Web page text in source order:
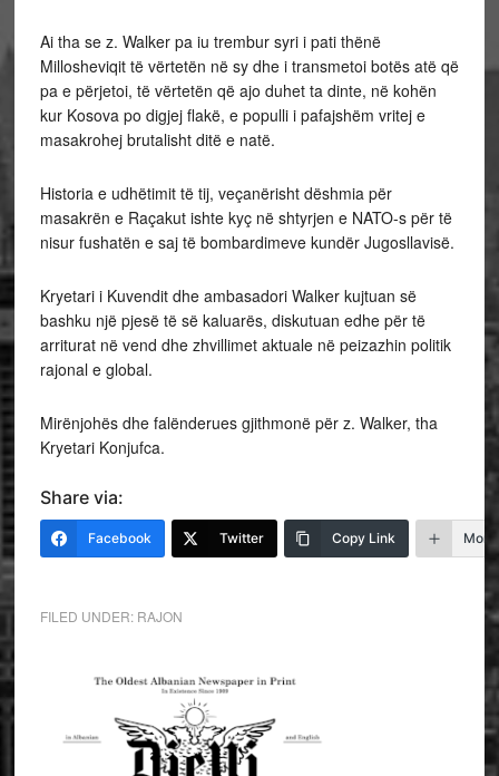
Ai tha se z. Walker pa iu trembur syri i pati thënë
Millosheviqit të vërtetën në sy dhe i transmetoi botës atë që
pa e përjetoi, të vërtetën që ajo duhet ta dinte, në kohën
kur Kosova po digjej flakë, e populli i pafajshëm vritej e
masakrohej brutalisht ditë e natë.
Historia e udhëtimit të tij, veçanërisht dëshmia për
masakrën e Raçakut ishte kyç në shtyrjen e NATO-s për të
nisur fushatën e saj të bombardimeve kundër Jugosllavisë.
Kryetari i Kuvendit dhe ambasadori Walker kujtuan së
bashku një pjesë të së kaluarës, diskutuan edhe për të
arriturat në vend dhe zhvillimet aktuale në peizazhin politik
rajonal e global.
Mirënjohës dhe falënderues gjithmonë për z. Walker, tha
Kryetari Konjufca.
Share via:
Facebook Twitter Copy Link More
FILED UNDER: RAJON